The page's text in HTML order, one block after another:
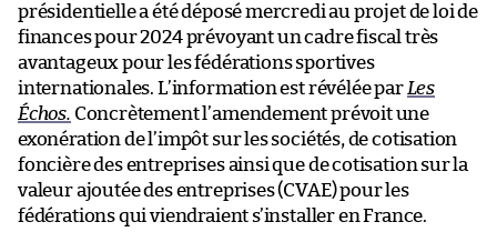
présidentielle a été déposé mercredi au projet de loi de
finances pour 2024 prévoyant un cadre fiscal très
avantageux pour les fédérations sportives
internationales. L’information est révélée par Les
Échos. Concrètement l’amendement prévoit une
exonération de l’impôt sur les sociétés, de cotisation
foncière des entreprises ainsi que de cotisation sur la
valeur ajoutée des entreprises (CVAE) pour les
fédérations qui viendraient s’installer en France.